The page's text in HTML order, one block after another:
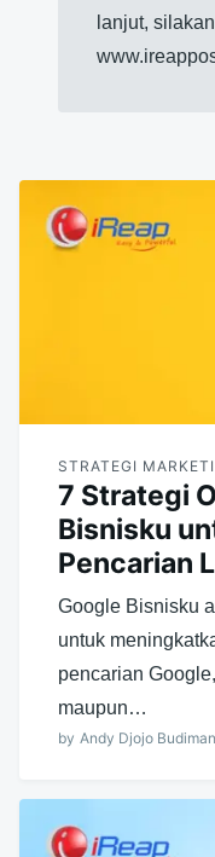
lanjut,
STRATEGI
7 Strategi
Bisnisku
Pencarian
Google Bisnisku
untuk
pencarian
maupun…
by Andy Djojo Budiman